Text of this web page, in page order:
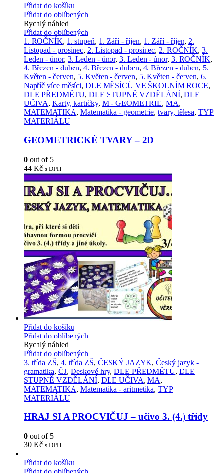
Přidat do košíku
Přidat do oblíbených
Rychlý náhled
Přidat do oblíbených
1. ROČNÍK, 1. stupeň, 1. Září - říjen, 1. Září - říjen, 2.
Listopad - prosinec, 2. Listopad - prosinec, 2. ROČNÍK, 3.
Leden - únor, 3. Leden - únor, 3. Leden - únor, 3. ROČNÍK,
4. Březen - duben, 4. Březen - duben, 4. Březen - duben, 5.
Květen - červen, 5. Květen - červen, 5. Květen - červen, 6.
Napříč více měsíci, DLE MĚSÍCŮ VE ŠKOLNÍM ROCE,
DLE PŘEDMĚTU, DLE STUPNĚ VZDĚLÁNÍ, DLE
UČIVA, Karty, kartičky, M - GEOMETRIE, MA,
MATEMATIKA, Matematika - geometrie, tvary, tělesa, TYP
MATERIÁLU
GEOMETRICKÉ TVARY – 2D
0 out of 5
44 Kč s DPH
Přidat do košíku
Přidat do oblíbených
Rychlý náhled
Přidat do oblíbených
3. třída ZŠ, 4. třída ZŠ, ČESKÝ JAZYK, Český jazyk -
gramatika, ČJ, Deskové hry, DLE PŘEDMĚTU, DLE
STUPNĚ VZDĚLÁNÍ, DLE UČIVA, MA,
MATEMATIKA, Matematika - aritmetika, TYP
MATERIÁLU
HRAJ SI A PROCVIČUJ – učivo 3. (4.) třídy
0 out of 5
30 Kč s DPH
Přidat do košíku
Přidat do oblíbených